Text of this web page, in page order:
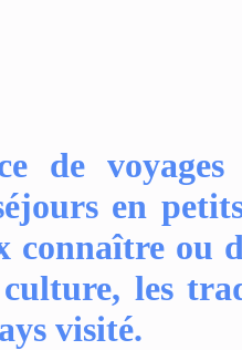
de
en
connaître ou
les
visité.